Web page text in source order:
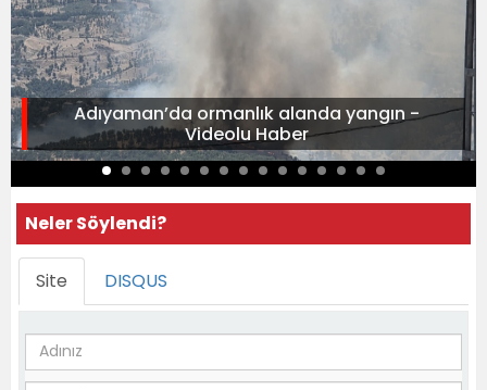
Adıyaman’da ormanlık alanda yangın -
Videolu Haber
Neler Söylendi?
Site DISQUS